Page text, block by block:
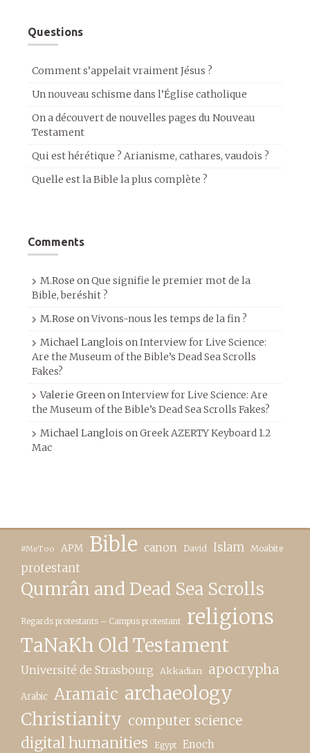
Questions
Comment s’appelait vraiment Jésus ?
Un nouveau schisme dans l’Église catholique
On a découvert de nouvelles pages du Nouveau
Testament
Qui est hérétique ? Arianisme, cathares, vaudois ?
Quelle est la Bible la plus complète ?
Comments
M.Rose onQue signifie le premier mot de la
Bible, beréshit ?
M.Rose onVivons-nous les temps de la fin ?
Michael Langlois onInterview for Live Science:
Are the Museum of the Bible’s Dead Sea Scrolls
Fakes?
Valerie GreenonInterview for Live Science: Are
the Museum of the Bible’s Dead Sea Scrolls Fakes?
Michael Langlois onGreek AZERTY Keyboard 1.2
Mac
#MeToo APM Bible canon David Islam Moabite
protestant
Qumrân and Dead Sea Scrolls
Regards protestants – Campus protestant religions
TaNaKh Old Testament
Université de Strasbourg Akkadian apocrypha
Arabic Aramaic archaeology
Christianity computer science
digital humanities Egypt Enoch